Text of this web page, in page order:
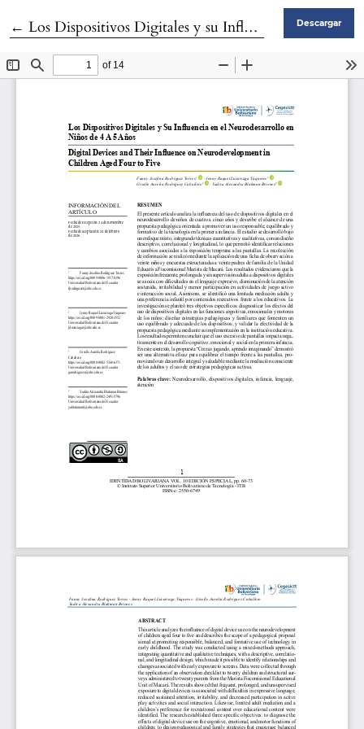
← Volver a los detalles del artículo
Los Dispositivos Digitales y su Influencia en el Neurodesarrollo en Niños de 4 A 5 Años Descargar